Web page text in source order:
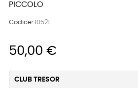
PICCOLO
Codice: 10521
50,00 €
CLUB TRESOR